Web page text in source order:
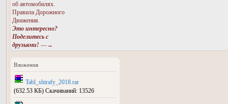
об автомобилях.
Правила Дорожного
Движения.
Это интересно?
Поделитесь с
друзьями! —→
Вложения
Tabl_shtrafy_2018.rar
(632.53 КБ) Скачиваний: 13526